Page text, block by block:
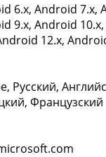
6.x, Android 7.x,
9.x, Android
12.x,
Русский,
Французский